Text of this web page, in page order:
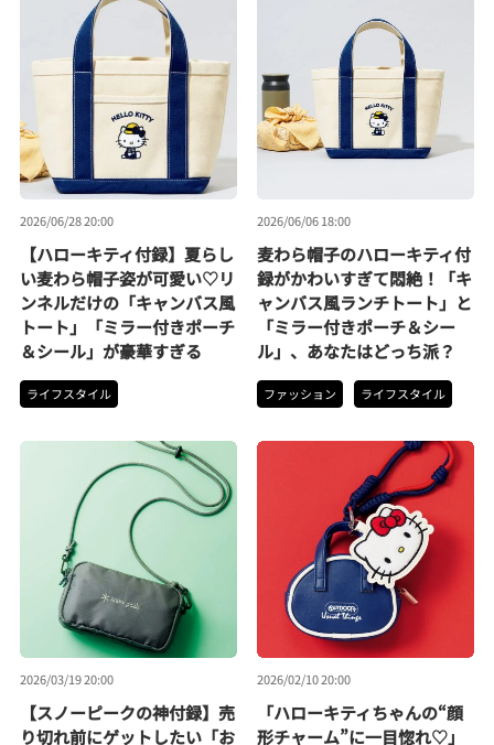
2026/06/28 20:00
【ハローキティ付録】夏らし
い麦わら帽子姿が可愛い♡リ
ンネルだけの「キャンバス風
トート」「ミラー付きポーチ
＆シール」が豪華すぎる
ライフスタイル
2026/06/06 18:00
麦わら帽子のハローキティ付
録がかわいすぎて悶絶！「キ
ャンバス風ランチトート」と
「ミラー付きポーチ＆シー
ル」、あなたはどっち派？
ファッション ライフスタイル
2026/03/19 20:00
【スノーピークの神付録】売
り切れ前にゲットしたい「お
2026/02/10 20:00
「ハローキティちゃんの“顔
形チャーム”に一目惚れ♡」